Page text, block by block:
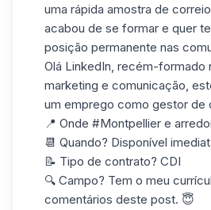
uma rápida amostra de
acabou de se formar e quer
posição permanente nas
Olá LinkedIn, recém-formado
marketing e comunicação,
um emprego como gestor de
📍 Onde #Montpellier e
📆 Quando? Disponível
📝 Tipo de contrato? CDI
🔍 Campo? Tem o meu
comentários deste post. 😇